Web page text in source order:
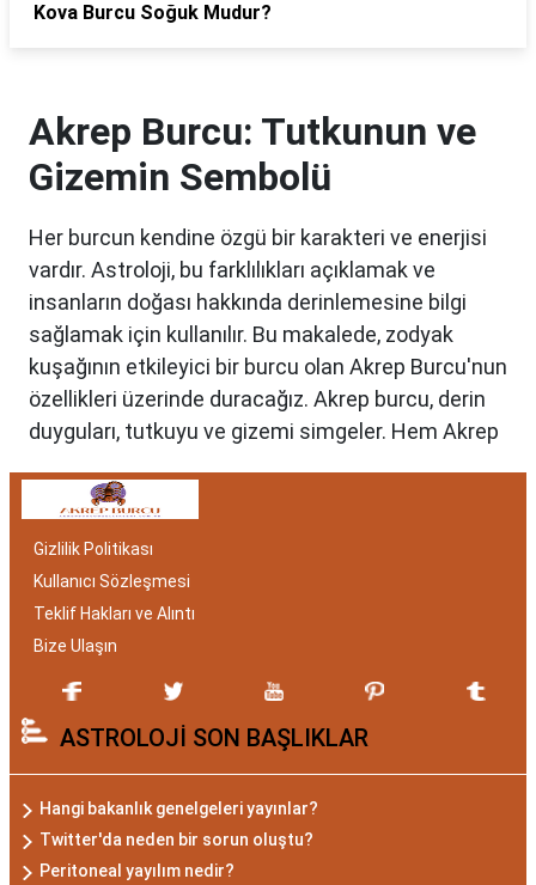
Kova Burcu Soğuk Mudur?
Akrep Burcu: Tutkunun ve
Gizemin Sembolü
Her burcun kendine özgü bir karakteri ve enerjisi
vardır. Astroloji, bu farklılıkları açıklamak ve
insanların doğası hakkında derinlemesine bilgi
sağlamak için kullanılır. Bu makalede, zodyak
kuşağının etkileyici bir burcu olan Akrep Burcu'nun
özellikleri üzerinde duracağız. Akrep burcu, derin
duyguları, tutkuyu ve gizemi simgeler. Hem Akrep
bakımından benzersizdir. Ayrıca, hangi aylar
belirlemede etkilidir.
Akrep Burcu Özellikleri:
Gizemli ve Kararlı
Akrep burcu, astrolojide 23 Ekim ile 21 Kasım
tarihleri arasında doğanları ifade eder. Bu
dönemde doğan bireyler genellikle gizemli ve derin
düşünce yapısına sahiptir. Akrep burcunun temel
özellikleri arasında kararlılık, cesaret ve tutku
bulunur. Akrepler, hedeflerine ulaşmak için
Gizlilik Politikası
Kullanıcı Sözleşmesi
Teklif Hakları ve Alıntı
Bize Ulaşın
ASTROLOJİ SON BAŞLIKLAR
Hangi bakanlık genelgeleri yayınlar?
Twitter'da neden bir sorun oluştu?
Peritoneal yayılım nedir?